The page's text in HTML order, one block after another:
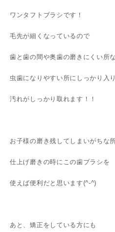
ワンタフトブラシです！
毛先が細くなっているので
歯と歯の間や奥歯の磨きにくい所
虫歯になりやすい所にしっかり入
汚れがしっかり取れます！！
お子様の磨き残してしまいがちな
仕上げ磨きの時にこの歯ブラシを
使えば便利だと思います(^-^)
あと、矯正をしている方にも